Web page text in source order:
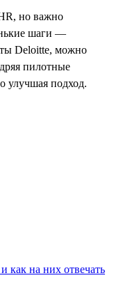
но важно
шаги —
Deloitte, можно
пилотные
улучшая подход.